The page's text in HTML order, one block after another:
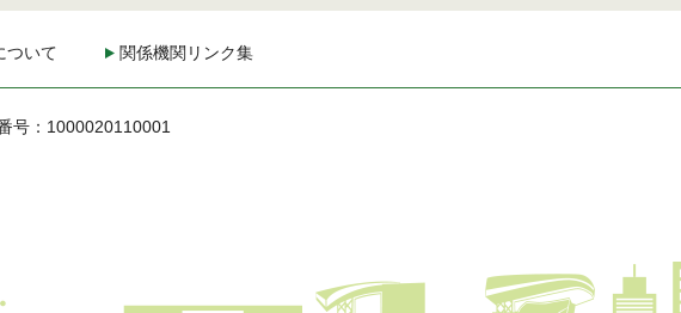
ついて 関係機関リンク集
号：1000020110001